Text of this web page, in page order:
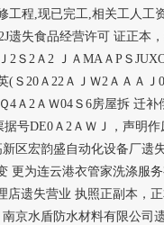
工程,现已完工,相关工人工
遗失食品经营许可 证正本
Ｓ2Ａ2 ＪＡMAＡPＳ
(Ｓ20Ａ22ＡＪＷ2ＡＡＡＪ
4Ａ2ＡＷ04Ｓ6房屋拆 迁
号DE0Ａ2ＡＷＪ，声明
区宏韵盛自动化设备厂遗
更为连云港衣管家洗涤服
遗失营业 执照正副本，正
京水盾防水材料有限公司